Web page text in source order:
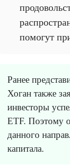
помогут
Ранее
Хоган также
инвесторы
ETF. Поэтому
данного
капитала.